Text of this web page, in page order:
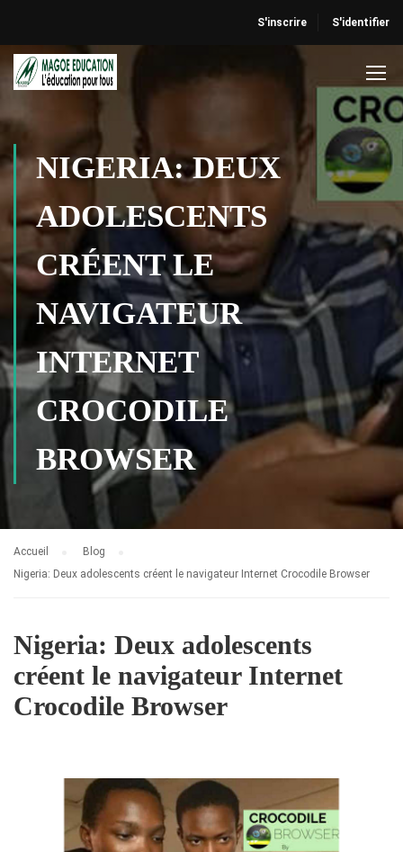
S'inscrire S'identifier
NIGERIA: DEUX
ADOLESCENTS
CRÉENT LE
NAVIGATEUR
INTERNET
CROCODILE
BROWSER
Accueil
Blog
Nigeria: Deux adolescents créent le navigateur Internet Crocodile Browser
Nigeria: Deux adolescents
créent le navigateur Internet
Crocodile Browser